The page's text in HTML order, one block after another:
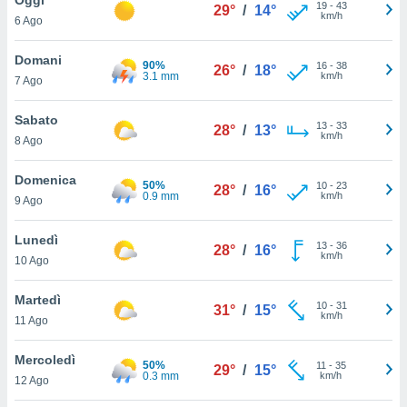
è
al sito
di
ci
di
il
un
la
nella
6 Ago
29° / 14° 19- 43
km/h
Domani
7 Ago
90%
3.1 mm
26° / 18° 16- 38
km/h
Sabato
8 Ago
28° / 13° 13- 33
km/h
Domenica
9 Ago
50%
0.9 mm
28° / 16° 10- 23
km/h
Lunedì
10 Ago
28° / 16° 13- 36
km/h
Martedì
11 Ago
31° / 15° 10- 31
km/h
Mercoledì
12 Ago
50%
0.3 mm
29° / 15° 11 - 35
km/h